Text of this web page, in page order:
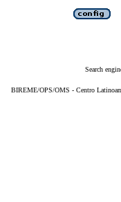
Search
BIREME/OPS/OMS - Centro